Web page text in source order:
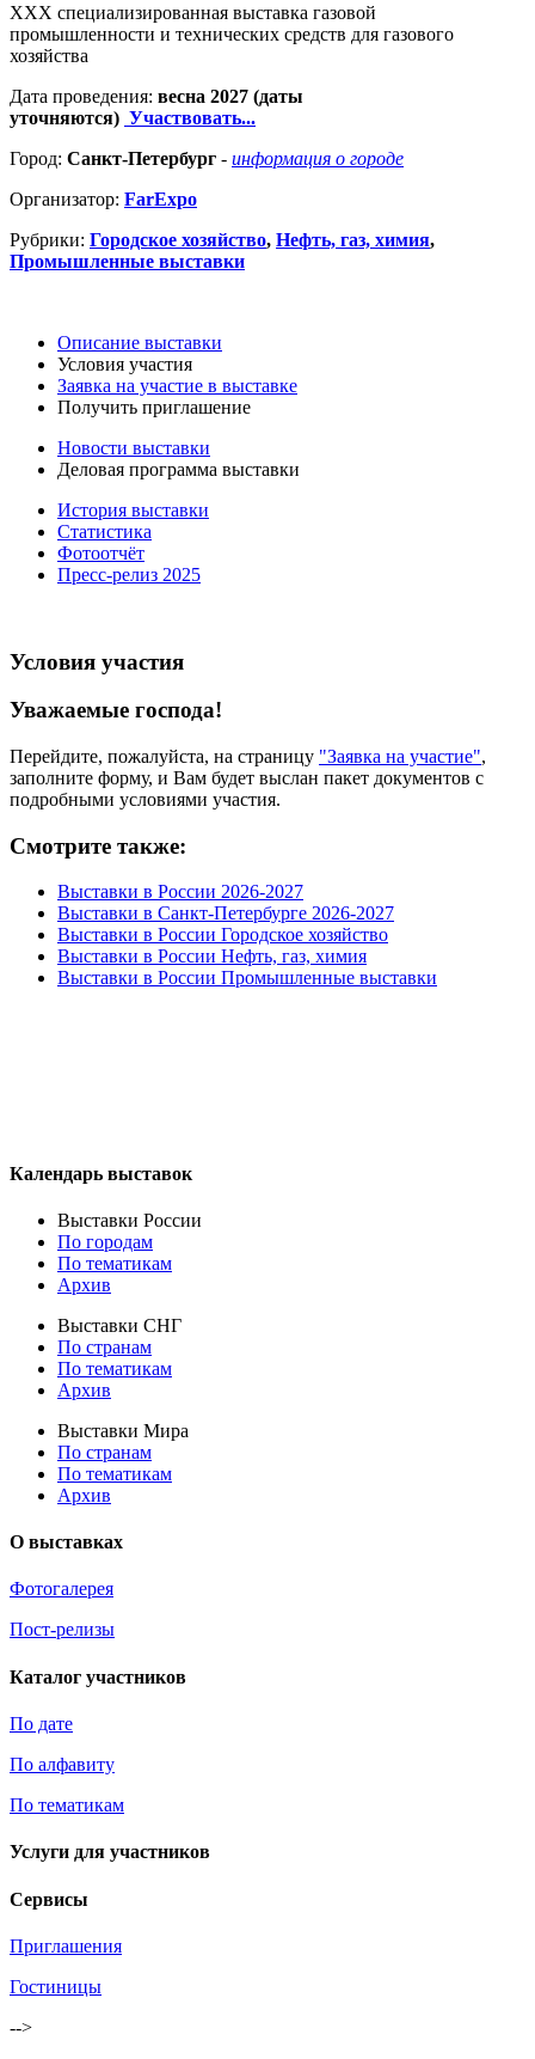
XXX специализированная выставка газовой
промышленности и технических средств для газового
хозяйства
Дата проведения: весна 2027 (даты
уточняются) Участвовать...
Город: Санкт-Петербург - информация о городе
Организатор: FarExpo
Рубрики: Городское хозяйство, Нефть, газ, химия,
Промышленные выставки
Описание выставки
Условия участия
Заявка на участие в выставке
Получить приглашение
Новости выставки
Деловая программа выставки
История выставки
Статистика
Фотоотчёт
Пресс-релиз 2025
Условия участия
Уважаемые господа!
Перейдите, пожалуйста, на страницу "Заявка на участие",
заполните форму, и Вам будет выслан пакет документов с
подробными условиями участия.
Смотрите также:
Выставки в России 2026-2027
Выставки в Санкт-Петербурге 2026-2027
Выставки в России Городское хозяйство
Выставки в России Нефть, газ, химия
Выставки в России Промышленные выставки
Календарь выставок
Выставки России
По городам
По тематикам
Архив
Выставки СНГ
По странам
По тематикам
Архив
Выставки Мира
По странам
По тематикам
Архив
О выставках
Фотогалерея
Пост-релизы
Каталог участников
По дате
По алфавиту
По тематикам
Услуги для участников
Сервисы
Приглашения
Гостиницы
-->